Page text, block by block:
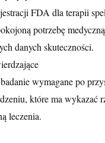
FDA dla terapii
potrzebę
danych skuteczności.
wymagane po
które ma wykazać
leczenia.